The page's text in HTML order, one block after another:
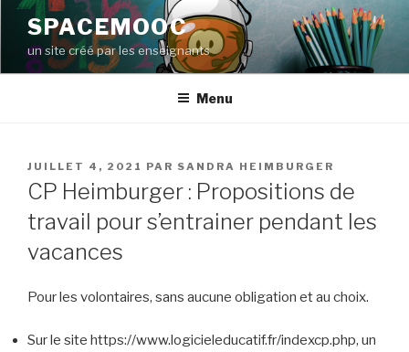
Aller
contenu
principal
SPACEMOOC
un site créé par les enseignants
Menu
PUBLIÉ
LE
JUILLET 4, 2021 PAR SANDRA HEIMBURGER
CP Heimburger : Propositions de
travail pour s’entrainer pendant les
vacances
Pour les volontaires, sans aucune obligation et au choix.
Sur le site https://www.logicieleducatif.fr/indexcp.php, un